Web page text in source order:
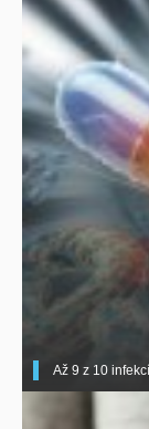
Až 9 z 10